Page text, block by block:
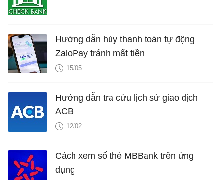
Hướng dẫn hủy thanh toán tự động
ZaloPay tránh mất tiền
15/05
Hướng dẫn tra cứu lịch sử giao dịch
ACB
12/02
Cách xem số thẻ MBBank trên ứng
dụng